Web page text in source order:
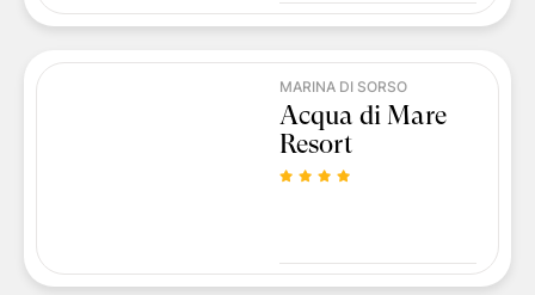
MARINA DI SORSO
Acqua di Mare
Resort